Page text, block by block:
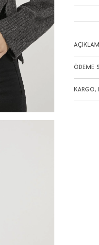
ÖDEME
KARGO,